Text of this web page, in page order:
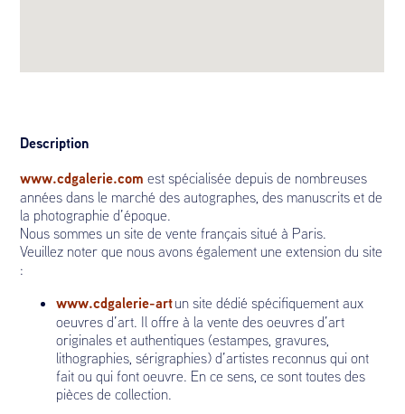
Description
www.cdgalerie.com est spécialisée depuis de nombreuses
années dans le marché des autographes, des manuscrits et de
la photographie d’époque.
Nous sommes un site de vente français situé à Paris.
Veuillez noter que nous avons également une extension du site
:
www.cdgalerie-artun site dédié spécifiquement aux
oeuvres d’art. Il offre à la vente des oeuvres d’art
originales et authentiques (estampes, gravures,
lithographies, sérigraphies) d’artistes reconnus qui ont
fait ou qui font oeuvre. En ce sens, ce sont toutes des
pièces de collection.